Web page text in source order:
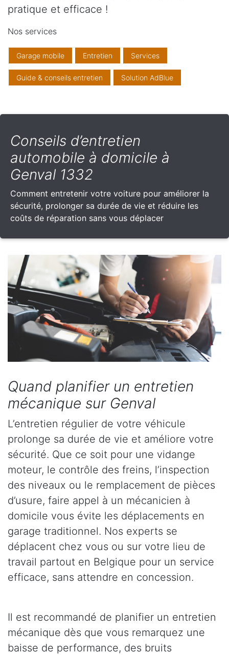
pratique et efficace !
Nos services
Garage mobile Entretien Services
Guide & conseils entretien Solution AdBlue
Conseils d’entretien
automobile à domicile à
Genval 1332
Comment entretenir votre voiture pour améliorer la
sécurité, prolonger sa durée de vie et réduire les
coûts de réparation sans vous déplacer
Quand planifier un entretien
mécanique sur Genval
L’entretien régulier de votre véhicule
prolonge sa durée de vie et améliore votre
sécurité. Que ce soit pour une vidange
moteur, le contrôle des freins, l’inspection
des niveaux ou le remplacement de pièces
d’usure, faire appel à un mécanicien à
domicile vous évite les déplacements en
garage traditionnel. Nos experts se
déplacent chez vous ou sur votre lieu de
travail partout en Belgique pour un service
efficace, sans attendre en concession.
Il est recommandé de planifier un entretien
mécanique dès que vous remarquez une
baisse de performance, des bruits